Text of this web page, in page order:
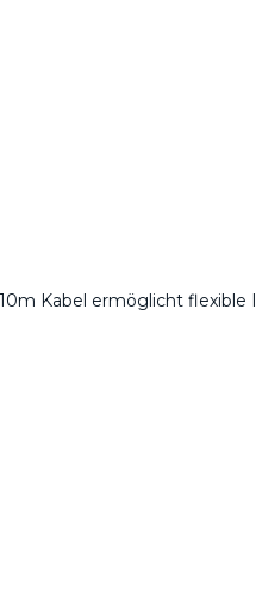
Kabel ermöglicht flexible